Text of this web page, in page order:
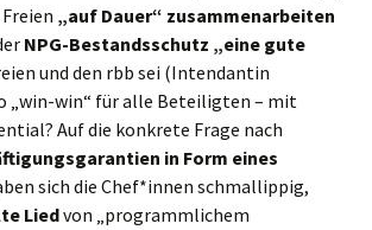
„auf Dauer“ zusammenarbeiten
NPG-Bestandsschutz „eine gute
und den rbb sei (Intendantin
„win-win“ für alle Beteiligten – mit
Auf die konkrete Frage nach
in Form eines
sich die Chef*innen schmallippig,
Liedvon „programmlichem